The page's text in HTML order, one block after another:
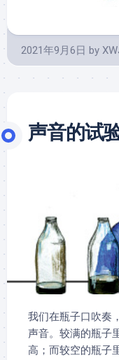
2021年9月6日 by
声音的试
我们在瓶子口吹奏
声音。较满的瓶子
高；而较空的瓶子